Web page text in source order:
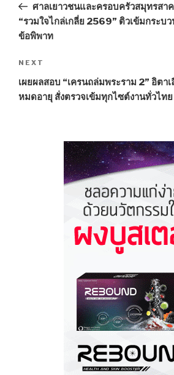
Postศาลเยาวชนและครอบครัวสมุทรสา
“รวมใจไกล่เกลี่ย 2569” ติวเข้มกระบว
ข้อพิพาท
Next
Post
NEXT
เผยผลสอบ “เครนถล่มพระราม 2” อิตา
หมดอายุ สั่งตรวจเข้มทุกไซต์งานทั่วไทย